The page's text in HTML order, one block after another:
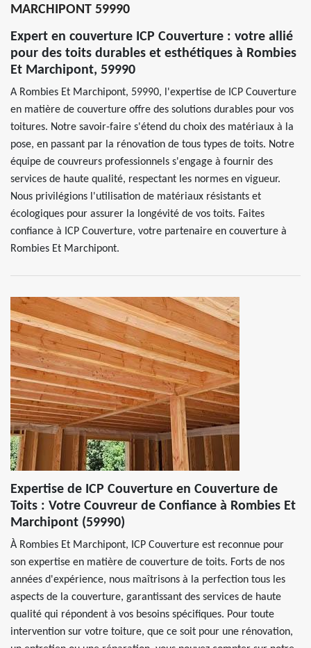
MARCHIPONT 59990
Expert en couverture ICP Couverture : votre allié
pour des toits durables et esthétiques à Rombies
Et Marchipont, 59990
A Rombies Et Marchipont, 59990, l'expertise de ICP Couverture
en matière de couverture offre des solutions durables pour vos
toitures. Notre savoir-faire s'étend du choix des matériaux à la
pose, en passant par la rénovation de tous types de toits. Notre
équipe de couvreurs professionnels s'engage à fournir des
services de haute qualité, respectant les normes en vigueur.
Nous privilégions l'utilisation de matériaux résistants et
écologiques pour assurer la longévité de vos toits. Faites
confiance à ICP Couverture, votre partenaire en couverture à
Rombies Et Marchipont.
Expertise de ICP Couverture en Couverture de
Toits : Votre Couvreur de Confiance à Rombies Et
Marchipont (59990)
À Rombies Et Marchipont, ICP Couverture est reconnue pour
son expertise en matière de couverture de toits. Forts de nos
années d'expérience, nous maîtrisons à la perfection tous les
aspects de la couverture, garantissant des services de haute
qualité qui répondent à vos besoins spécifiques. Pour toute
intervention sur votre toiture, que ce soit pour une rénovation,